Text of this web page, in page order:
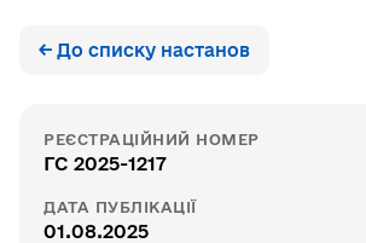
← До списку настанов
РЕЄСТРАЦІЙНИЙ НОМЕР
ГС 2025-1217
ДАТА ПУБЛІКАЦІЇ
01.08.2025